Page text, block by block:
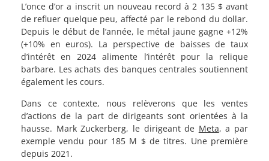
L’once d’or a inscrit un nouveau record à 2 135 $ avant
de refluer quelque peu, affecté par le rebond du dollar.
Depuis le début de l’année, le métal jaune gagne +12%
(+10% en euros). La perspective de baisses de taux
d’intérêt en 2024 alimente l’intérêt pour la relique
barbare. Les achats des banques centrales soutiennent
également les cours.
Dans ce contexte, nous relèverons que les ventes
d’actions de la part de dirigeants sont orientées à la
hausse. Mark Zuckerberg, le dirigeant de Meta, a par
exemple vendu pour 185 M $ de titres. Une première
depuis 2021.